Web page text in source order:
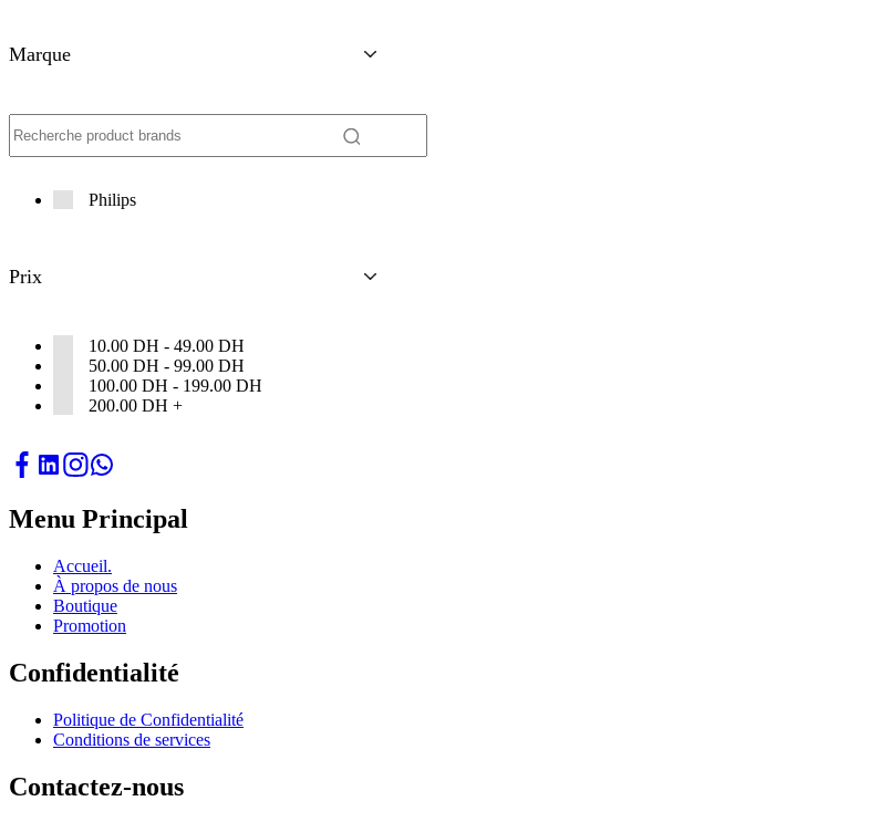
Marque
Philips
Prix
10.00 DH - 49.00 DH
50.00 DH - 99.00 DH
100.00 DH - 199.00 DH
200.00 DH +
Menu Principal
Accueil.
À propos de nous
Boutique
Promotion
Confidentialité
Politique de Confidentialité
Conditions de services
Contactez-nous